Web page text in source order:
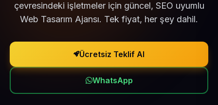
çevresindeki işletmeler için güncel, SEO uyumlu
Web Tasarım Ajansı. Tek fiyat, her şey dahil.
Ücretsiz Teklif Al
WhatsApp